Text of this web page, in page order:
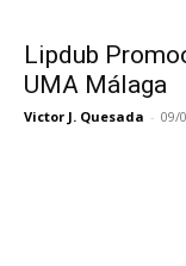
Lipdub
UMA Málaga
Victor J. Quesada - 09/